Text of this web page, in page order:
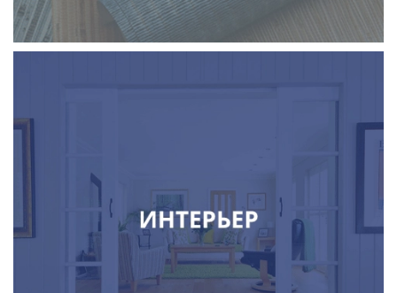
терезе декоры және сәндік тоқыма
жарық және электр техникалық өнімдері
есіктер мен құлыптар, бөлімдер
перделер, карниздер, жалюзи
дизайн, интерьер
қауіпсіздік жүйелері, "ақылды үй"